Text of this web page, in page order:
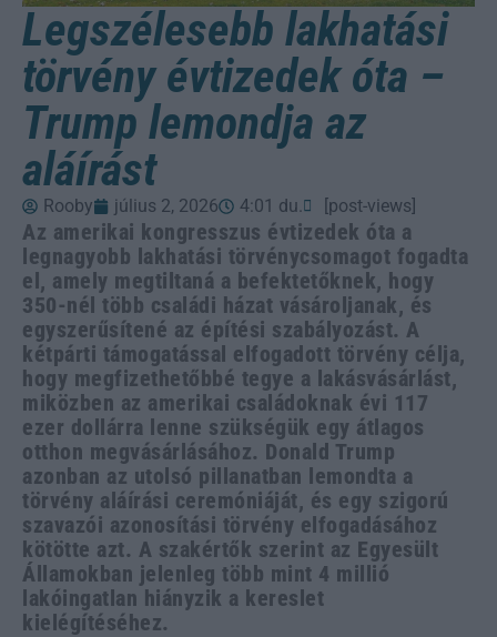
Legszélesebb lakhatási
törvény évtizedek óta –
Trump lemondja az
aláírást
Rooby július 2, 2026 4:01 du. [post-views]
Az amerikai kongresszus évtizedek óta a
legnagyobb lakhatási törvénycsomagot fogadta
el, amely megtiltaná a befektetőknek, hogy
350-nél több családi házat vásároljanak, és
egyszerűsítené az építési szabályozást. A
kétpárti támogatással elfogadott törvény célja,
hogy megfizethetőbbé tegye a lakásvásárlást,
miközben az amerikai családoknak évi 117
ezer dollárra lenne szükségük egy átlagos
otthon megvásárlásához. Donald Trump
azonban az utolsó pillanatban lemondta a
törvény aláírási ceremóniáját, és egy szigorú
szavazói azonosítási törvény elfogadásához
kötötte azt. A szakértők szerint az Egyesült
Államokban jelenleg több mint 4 millió
lakóingatlan hiányzik a kereslet
kielégítéséhez.